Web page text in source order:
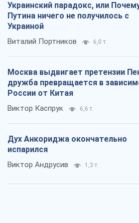
Украинский парадокс, или
Путина ничего не получилось с
Украиной
Виталий Портников 6,0 т.
Москва выдвигает претензии
дружба превращается в
России от Китая
Виктор Каспрук 6,6 т.
Дух Анкориджа окончательно
испарился
Виктор Андрусив 1,3 т.